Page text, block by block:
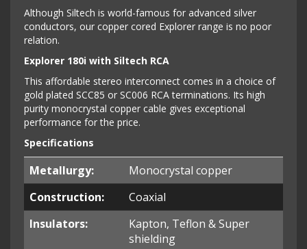
Although Siltech is world-famous for advanced silver
conductors, our copper cored Explorer range is no poor
relation.
Explorer 180i with Siltech RCA
This affordable stereo interconnect comes in a choice of
gold plated SCC85 or SC006 RCA terminations. Its high
purity monocrystal copper cable gives exceptional
performance for the price.
Specifications
Metallurgy:
Monocrystal copper
Construction:
Coaxial
Insulators:
Kapton, Teflon & Super
shielding